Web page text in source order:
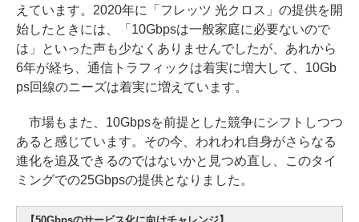
えています。2020年に「フレッツ 光クロス」の提供を開
始したときには、「10Gbpsは一般家庭に必要ないので
は」といった声も少なくありませんでしたが、あれから
6年が経ち、通信トラフィックは着実に増大して、10Gb
ps回線のニーズは着実に増えています。
市場もまた、10Gbpsを前提とした競争にシフトしつつ
あると感じています。その今、われわれ自身がさらなる
進化を追及できるのではないかと見つめ直し、このタイ
ミングでの25Gbpsの提供となりました。